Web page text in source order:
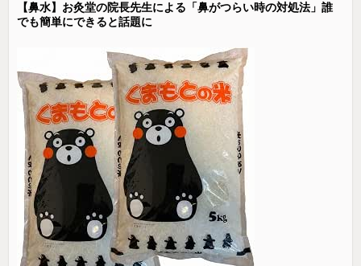
【鼻水】お灸堂の院長先生による「鼻がつらい時の対処法」誰
でも簡単にできると話題に